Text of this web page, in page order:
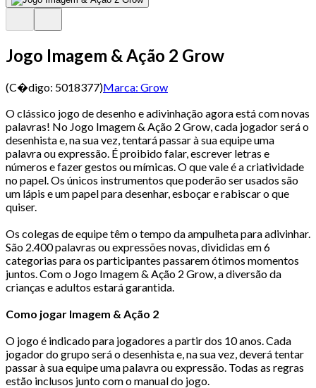
Jogo Imagem & Ação 2 Grow
(C�digo: 5018377)Marca: Grow
O clássico jogo de desenho e adivinhação agora está com novas
palavras! No Jogo Imagem & Ação 2 Grow, cada jogador será o
desenhista e, na sua vez, tentará passar à sua equipe uma
palavra ou expressão. É proibido falar, escrever letras e
números e fazer gestos ou mímicas. O que vale é a criatividade
no papel. Os únicos instrumentos que poderão ser usados são
um lápis e um papel para desenhar, esboçar e rabiscar o que
quiser.
Os colegas de equipe têm o tempo da ampulheta para adivinhar.
São 2.400 palavras ou expressões novas, divididas em 6
categorias para os participantes passarem ótimos momentos
juntos. Com o Jogo Imagem & Ação 2 Grow, a diversão da
crianças e adultos estará garantida.
Como jogar Imagem & Ação 2
O jogo é indicado para jogadores a partir dos 10 anos. Cada
jogador do grupo será o desenhista e, na sua vez, deverá tentar
passar à sua equipe uma palavra ou expressão. Todas as regras
estão inclusos junto com o manual do jogo.